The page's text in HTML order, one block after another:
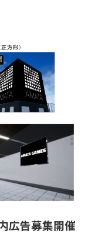
広告募集開催